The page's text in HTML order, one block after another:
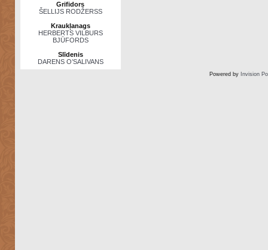
Grifidors
ŠELLIJS RODŽERSS
Kraukļanags
HERBERTS VILBURS
BJŪFORDS
Slīdenis
DARENS O’SALIVANS
Powered by Invision